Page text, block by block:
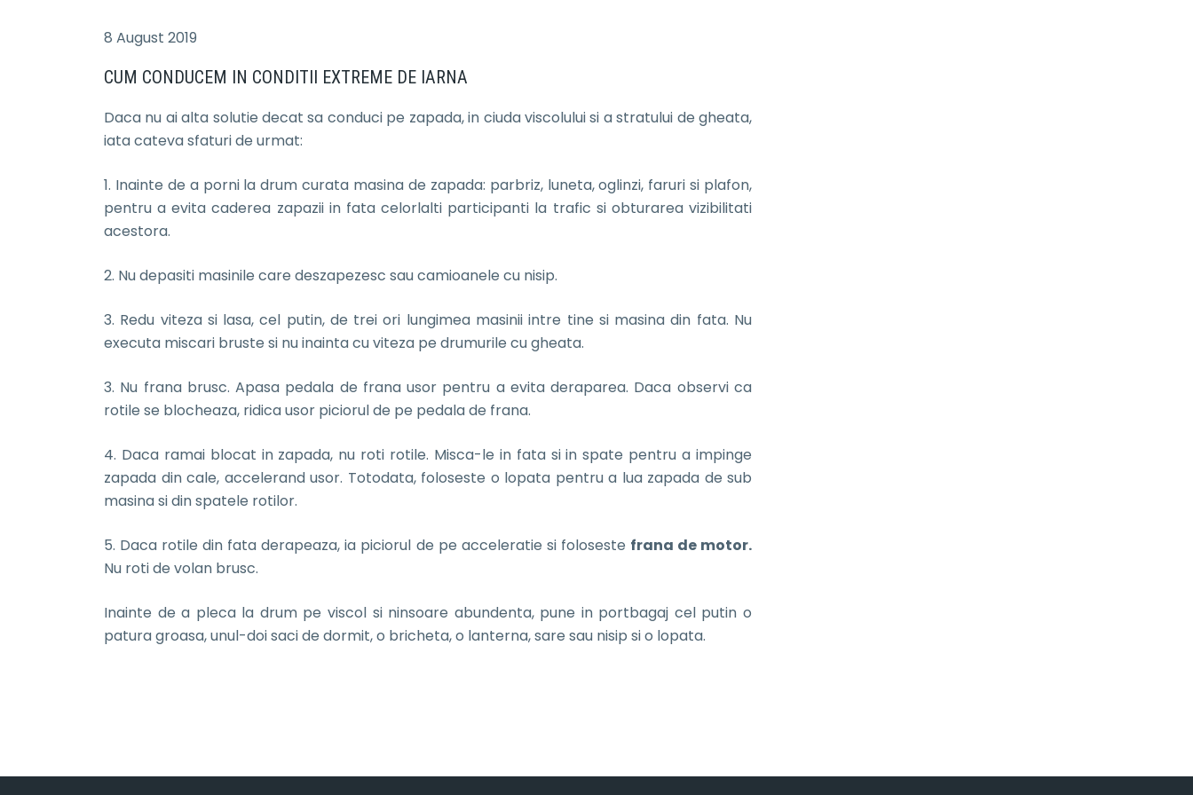
8 August 2019
CUM CONDUCEM IN CONDITII EXTREME DE IARNA
Daca nu ai alta solutie decat sa conduci pe zapada, in ciuda viscolului si a stratului de gheata,
iata cateva sfaturi de urmat:
1. Inainte de a porni la drum curata masina de zapada: parbriz, luneta, oglinzi, faruri si plafon,
pentru a evita caderea zapazii in fata celorlalti participanti la trafic si obturarea vizibilitati
acestora.
2. Nu depasiti masinile care deszapezesc sau camioanele cu nisip.
3. Redu viteza si lasa, cel putin, de trei ori lungimea masinii intre tine si masina din fata. Nu
executa miscari bruste si nu inainta cu viteza pe drumurile cu gheata.
3. Nu frana brusc. Apasa pedala de frana usor pentru a evita deraparea. Daca observi ca
rotile se blocheaza, ridica usor piciorul de pe pedala de frana.
4. Daca ramai blocat in zapada, nu roti rotile. Misca-le in fata si in spate pentru a impinge
zapada din cale, accelerand usor. Totodata, foloseste o lopata pentru a lua zapada de sub
masina si din spatele rotilor.
5. Daca rotile din fata derapeaza, ia piciorul de pe acceleratie si foloseste frana de motor.
Nu roti de volan brusc.
Inainte de a pleca la drum pe viscol si ninsoare abundenta, pune in portbagaj cel putin o
patura groasa, unul-doi saci de dormit, o bricheta, o lanterna, sare sau nisip si o lopata.